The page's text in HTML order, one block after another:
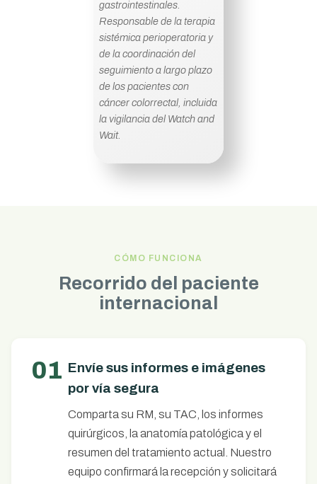
gastrointestinales.
Responsable de la terapia
sistémica perioperatoria y
de la coordinación del
seguimiento a largo plazo
de los pacientes con
cáncer colorrectal, incluida
la vigilancia del Watch and
Wait.
CÓMO FUNCIONA
Recorrido del paciente
internacional
01 Envíe sus informes e imágenes
por vía segura
Comparta su RM, su TAC, los informes
quirúrgicos, la anatomía patológica y el
resumen del tratamiento actual. Nuestro
equipo confirmará la recepción y solicitará